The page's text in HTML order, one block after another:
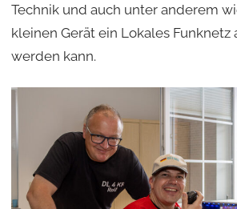
Technik und auch unter anderem
kleinen Gerät ein Lokales Funknetz
werden kann.